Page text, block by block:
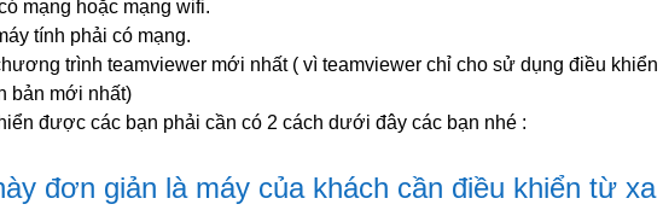
mạng hoặc mạng wifi.
tính phải có mạng.
trình teamviewer mới nhất ( vì teamviewer chỉ cho sử dụng điều khiển
bản mới nhất)
được các bạn phải cần có 2 cách dưới đây các bạn nhé :
đơn giản là máy của khách cần điều khiển từ xa